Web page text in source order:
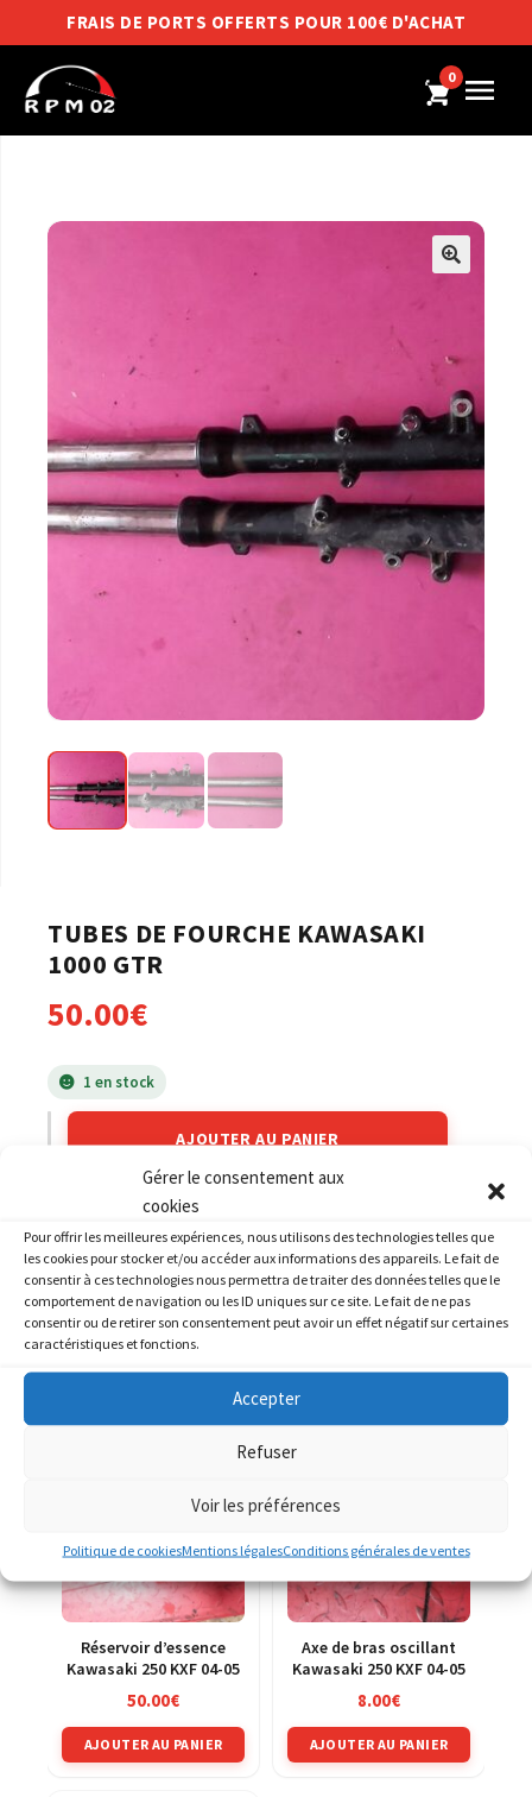
Gérer le consentement aux
cookies
Pour offrir les meilleures expériences, nous utilisons des technologies telles que
les cookies pour stocker et/ou accéder aux informations des appareils. Le fait de
consentir à ces technologies nous permettra de traiter des données telles que le
comportement de navigation ou les ID uniques sur ce site. Le fait de ne pas
consentir ou de retirer son consentement peut avoir un effet négatif sur certaines
caractéristiques et fonctions.
Accepter
Refuser
Voir les préférences
Politique de cookiesMentions légalesConditions générales de ventes
FRAIS DE PORTS OFFERTS POUR 100€ D'ACHAT
0
TUBES DE FOURCHE KAWASAKI
1000 GTR
50.00€
1 en stock
AJOUTER AU PANIER
PRODUITS SIMILAIRES
Réservoir d’essence
Kawasaki 250 KXF 04-05
50.00€
AJOUTER AU PANIER
Axe de bras oscillant
Kawasaki 250 KXF 04-05
8.00€
AJOUTER AU PANIER